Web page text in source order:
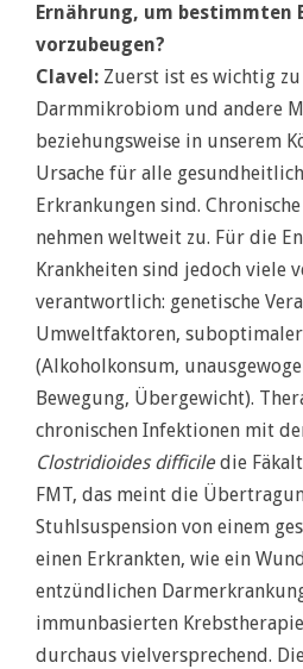
Ernährung, um bestimmten
vorzubeugen?
Clavel: Zuerst ist es wichtig
Darmmikrobiom und andere
beziehungsweise in unserem
Ursache für alle
Erkrankungen sind.
nehmen weltweit zu. Für die
Krankheiten sind jedoch viele
verantwortlich: genetische
Umweltfaktoren, suboptimaler
(Alkoholkonsum,
Bewegung, Übergewicht).
chronischen Infektionen mit
Clostridioides difficile die
FMT, das meint die
Stuhlsuspension von einem
einen Erkrankten, wie ein
entzündlichen
immunbasierten
durchaus vielversprechend.